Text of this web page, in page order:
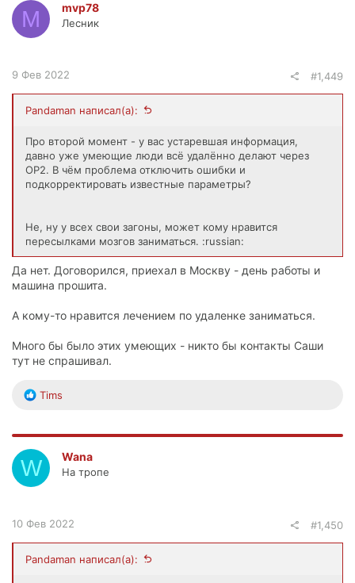
M mvp78
Лесник
9 Фев 2022 #1,449
Pandaman написал(а):
Про второй момент - у вас устаревшая информация,
давно уже умеющие люди всё удалённо делают через
OP2. В чём проблема отключить ошибки и
подкорректировать известные параметры?
Не, ну у всех свои загоны, может кому нравится
пересылками мозгов заниматься. :russian:
Да нет. Договорился, приехал в Москву - день работы и
машина прошита.
А кому-то нравится лечением по удаленке заниматься.
Много бы было этих умеющих - никто бы контакты Саши
тут не спрашивал.
Р
к
ц
и
и
Tims
W Wana
На тропе
10 Фев 2022 #1,450
Pandaman написал(а):